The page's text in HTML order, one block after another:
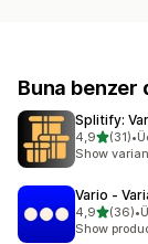
Buna benzer
Splitify:
4,95 yıldız
(31)
toplam 31•
Show
Vario ‑
4,95 yıldız
(36)
toplam 36 •
Show